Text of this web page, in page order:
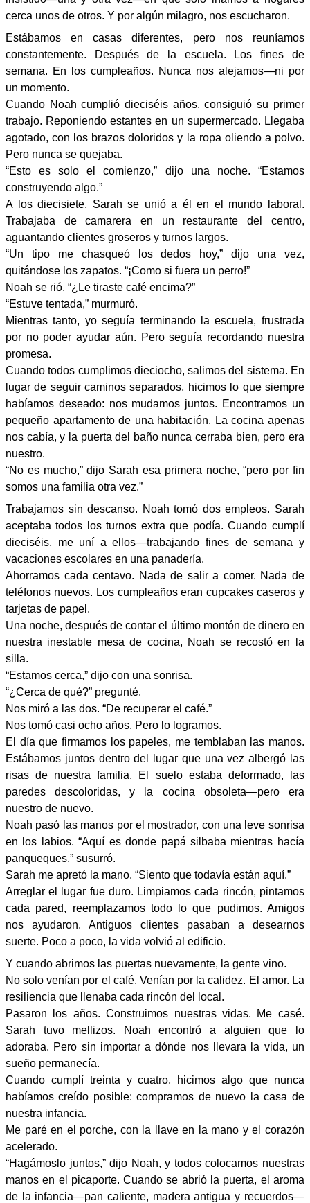
cerca unos de otros. Y por algún milagro, nos escucharon.
Estábamos en casas diferentes, pero nos reuníamos
constantemente. Después de la escuela. Los fines de
semana. En los cumpleaños. Nunca nos alejamos—ni por
un momento.
Cuando Noah cumplió dieciséis años, consiguió su primer
trabajo. Reponiendo estantes en un supermercado. Llegaba
agotado, con los brazos doloridos y la ropa oliendo a polvo.
Pero nunca se quejaba.
“Esto es solo el comienzo,” dijo una noche. “Estamos
construyendo algo.”
A los diecisiete, Sarah se unió a él en el mundo laboral.
Trabajaba de camarera en un restaurante del centro,
aguantando clientes groseros y turnos largos.
“Un tipo me chasqueó los dedos hoy,” dijo una vez,
quitándose los zapatos. “¡Como si fuera un perro!”
Noah se rió. “¿Le tiraste café encima?”
“Estuve tentada,” murmuró.
Mientras tanto, yo seguía terminando la escuela, frustrada
por no poder ayudar aún. Pero seguía recordando nuestra
promesa.
Cuando todos cumplimos dieciocho, salimos del sistema. En
lugar de seguir caminos separados, hicimos lo que siempre
habíamos deseado: nos mudamos juntos. Encontramos un
pequeño apartamento de una habitación. La cocina apenas
nos cabía, y la puerta del baño nunca cerraba bien, pero era
nuestro.
“No es mucho,” dijo Sarah esa primera noche, “pero por fin
somos una familia otra vez.”
Trabajamos sin descanso. Noah tomó dos empleos. Sarah
aceptaba todos los turnos extra que podía. Cuando cumplí
dieciséis, me uní a ellos—trabajando fines de semana y
vacaciones escolares en una panadería.
Ahorramos cada centavo. Nada de salir a comer. Nada de
teléfonos nuevos. Los cumpleaños eran cupcakes caseros y
tarjetas de papel.
Una noche, después de contar el último montón de dinero en
nuestra inestable mesa de cocina, Noah se recostó en la
silla.
“Estamos cerca,” dijo con una sonrisa.
“¿Cerca de qué?” pregunté.
Nos miró a las dos. “De recuperar el café.”
Nos tomó casi ocho años. Pero lo logramos.
El día que firmamos los papeles, me temblaban las manos.
Estábamos juntos dentro del lugar que una vez albergó las
risas de nuestra familia. El suelo estaba deformado, las
paredes descoloridas, y la cocina obsoleta—pero era
nuestro de nuevo.
Noah pasó las manos por el mostrador, con una leve sonrisa
en los labios. “Aquí es donde papá silbaba mientras hacía
panqueques,” susurró.
Sarah me apretó la mano. “Siento que todavía están aquí.”
Arreglar el lugar fue duro. Limpiamos cada rincón, pintamos
cada pared, reemplazamos todo lo que pudimos. Amigos
nos ayudaron. Antiguos clientes pasaban a desearnos
suerte. Poco a poco, la vida volvió al edificio.
Y cuando abrimos las puertas nuevamente, la gente vino.
No solo venían por el café. Venían por la calidez. El amor. La
resiliencia que llenaba cada rincón del local.
Pasaron los años. Construimos nuestras vidas. Me casé.
Sarah tuvo mellizos. Noah encontró a alguien que lo
adoraba. Pero sin importar a dónde nos llevara la vida, un
sueño permanecía.
Cuando cumplí treinta y cuatro, hicimos algo que nunca
habíamos creído posible: compramos de nuevo la casa de
nuestra infancia.
Me paré en el porche, con la llave en la mano y el corazón
acelerado.
“Hagámoslo juntos,” dijo Noah, y todos colocamos nuestras
manos en el picaporte. Cuando se abrió la puerta, el aroma
de la infancia—pan caliente, madera antigua y recuerdos—